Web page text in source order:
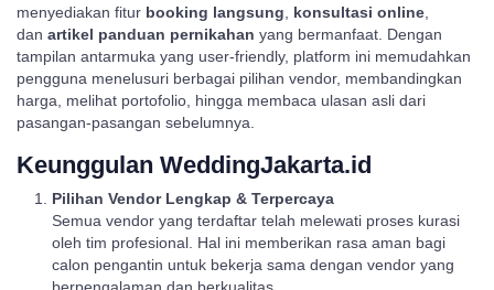
menyediakan fitur booking langsung konsultasi online
dan artikel panduan pernikahan yang bermanfaat. Dengan
tampilan antarmuka yang user-friendly, platform ini memudahkan
pengguna menelusuri berbagai pilihan vendor, membandingkan
harga, melihat portofolio, hingga membaca ulasan asli dari
pasangan-pasangan sebelumnya.
Keunggulan WeddingJakarta.id
Pilihan Vendor Lengkap & Terpercaya
Semua vendor yang terdaftar telah melewati proses kurasi
oleh tim profesional. Hal ini memberikan rasa aman bagi
calon pengantin untuk bekerja sama dengan vendor yang